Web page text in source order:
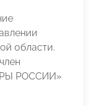
области.
РОССИИ»